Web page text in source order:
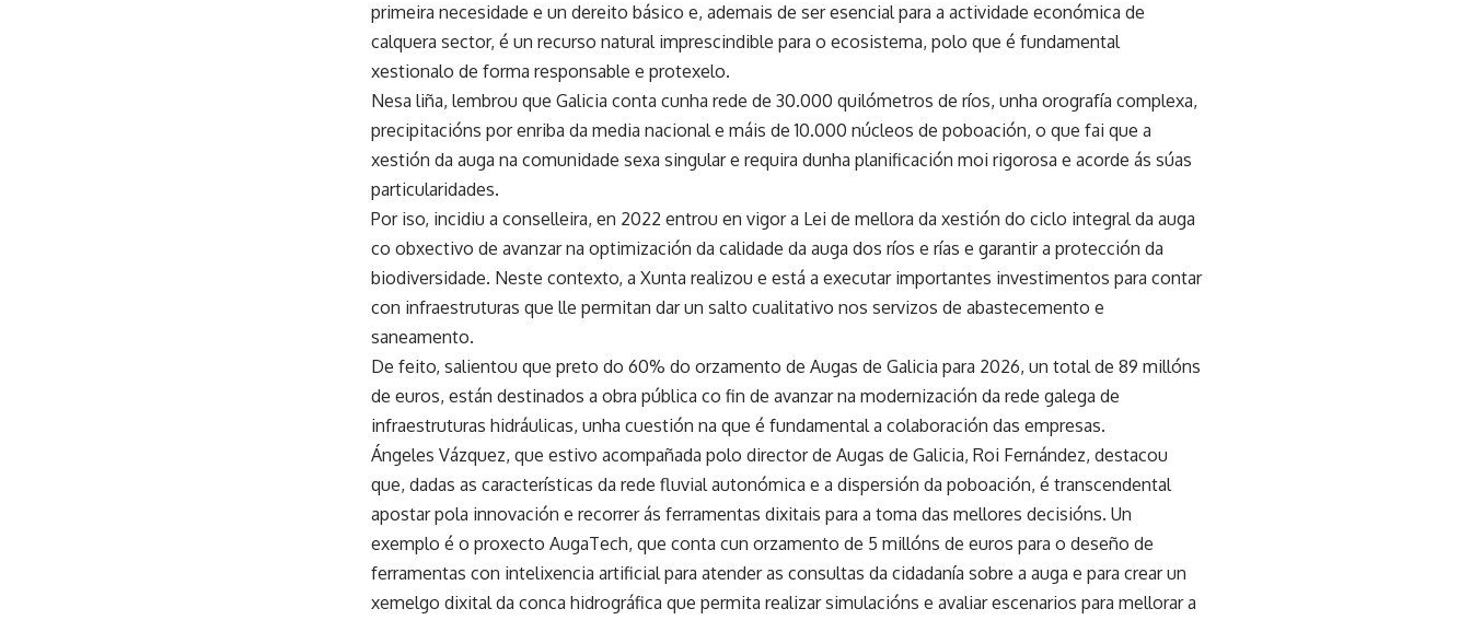
primeira necesidade e un dereito básico e, ademais de ser esencial para a actividade económica de
calquera sector, é un recurso natural imprescindible para o ecosistema, polo que é fundamental
xestionalo de forma responsable e protexelo.
Nesa liña, lembrou que Galicia conta cunha rede de 30.000 quilómetros de ríos, unha orografía complexa,
precipitacións por enriba da media nacional e máis de 10.000 núcleos de poboación, o que fai que a
xestión da auga na comunidade sexa singular e requira dunha planificación moi rigorosa e acorde ás súas
particularidades.
Por iso, incidiu a conselleira, en 2022 entrou en vigor a Lei de mellora da xestión do ciclo integral da auga
co obxectivo de avanzar na optimización da calidade da auga dos ríos e rías e garantir a protección da
biodiversidade. Neste contexto, a Xunta realizou e está a executar importantes investimentos para contar
con infraestruturas que lle permitan dar un salto cualitativo nos servizos de abastecemento e
saneamento.
De feito, salientou que preto do 60% do orzamento de Augas de Galicia para 2026, un total de 89 millóns
de euros, están destinados a obra pública co fin de avanzar na modernización da rede galega de
infraestruturas hidráulicas, unha cuestión na que é fundamental a colaboración das empresas.
Ángeles Vázquez, que estivo acompañada polo director de Augas de Galicia, Roi Fernández, destacou
que, dadas as características da rede fluvial autonómica e a dispersión da poboación, é transcendental
apostar pola innovación e recorrer ás ferramentas dixitais para a toma das mellores decisións. Un
exemplo é o proxecto AugaTech, que conta cun orzamento de 5 millóns de euros para o deseño de
ferramentas con intelixencia artificial para atender as consultas da cidadanía sobre a auga e para crear un
xemelgo dixital da conca hidrográfica que permita realizar simulacións e avaliar escenarios para mellorar a